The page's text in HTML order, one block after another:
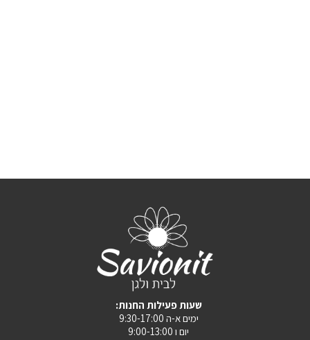
:שעות פעילות החנות
ימים א-ה 9:30-17:00
יום ו 9:00-13:00